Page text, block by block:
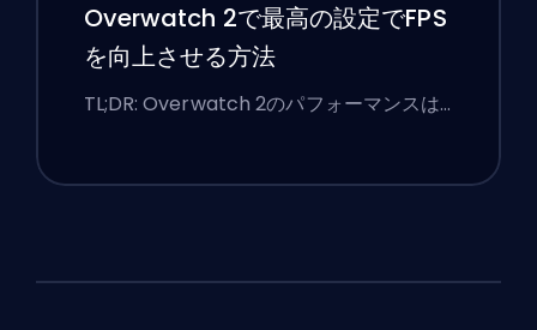
Overwatch 2で最高の設定でFPS
を向上させる方法
TL;DR: Overwatch 2のパフォーマンスは…